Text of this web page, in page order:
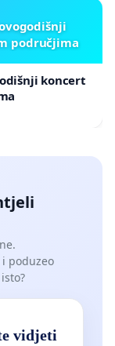
područjima
koncert
poduzeo
vidjeti